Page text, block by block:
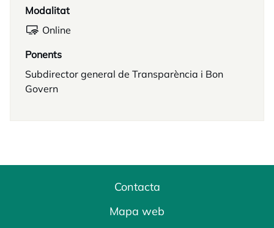
Modalitat
Online
Ponents
Subdirector general de Transparència i Bon
Govern
Contacta
Mapa web